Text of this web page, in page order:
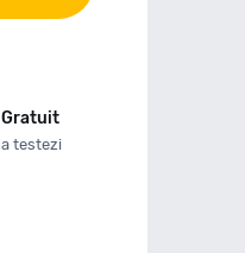
Gratuit
testezi